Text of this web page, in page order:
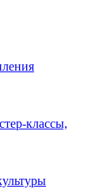
классы,